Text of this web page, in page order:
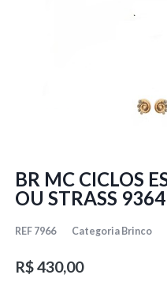
BR MC CICLOS
OU STRASS 9364
REF 7966 Categoria Brinco
R$430,00